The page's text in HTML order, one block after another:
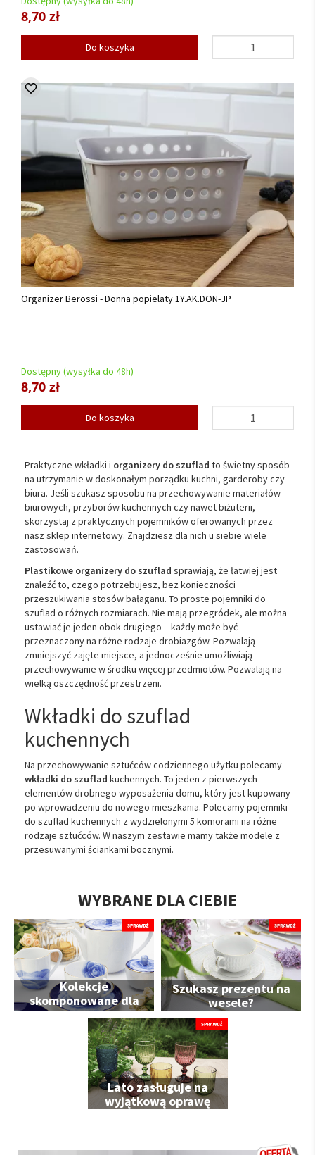
8,70 zł
Do koszyka
Organizer Berossi - Donna popielaty 1Y.AK.DON-JP
Dostępny (wysyłka do 48h)
8,70 zł
Do koszyka
Praktyczne wkładki i organizery do szuflad to świetny sposób
na utrzymanie w doskonałym porządku kuchni, garderoby czy
biura. Jeśli szukasz sposobu na przechowywanie materiałów
biurowych, przyborów kuchennych czy nawet biżuterii,
skorzystaj z praktycznych pojemników oferowanych przez
nasz sklep internetowy. Znajdziesz dla nich u siebie wiele
zastosowań.
Plastikowe organizery do szuflad sprawiają, że łatwiej jest
znaleźć to, czego potrzebujesz, bez konieczności
przeszukiwania stosów bałaganu. To proste pojemniki do
szuflad o różnych rozmiarach. Nie mają przegródek, ale można
ustawiać je jeden obok drugiego – każdy może być
przeznaczony na różne rodzaje drobiazgów. Pozwalają
zmniejszyć zajęte miejsce, a jednocześnie umożliwiają
przechowywanie w środku więcej przedmiotów. Pozwalają na
wielką oszczędność przestrzeni.
Wkładki do szuflad
kuchennych
Na przechowywanie sztućców codziennego użytku polecamy
wkładki do szuflad kuchennych. To jeden z pierwszych
elementów drobnego wyposażenia domu, który jest kupowany
po wprowadzeniu do nowego mieszkania. Polecamy pojemniki
do szuflad kuchennych z wydzielonymi 5 komorami na różne
rodzaje sztućców. W naszym zestawie mamy także modele z
przesuwanymi ściankami bocznymi.
WYBRANE DLA CIEBIE
Kolekcje
skomponowane dla
Ciebie
Szukasz prezentu na
wesele?
Lato zasługuje na
wyjątkową oprawę